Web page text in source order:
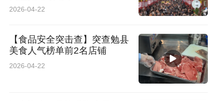
2026-04-22
【食品安全突击查】突查勉县
美食人气榜单前2名店铺
2026-04-22